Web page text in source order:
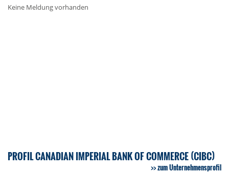
Keine Meldung vorhanden
PROFIL CANADIAN IMPERIAL BANK OF COMMERCE (CIBC)
zum Unternehmensprofil